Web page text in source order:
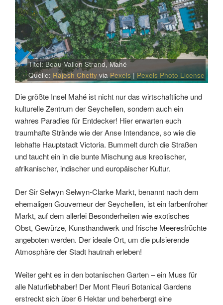
Titel: Beau Vallon Strand, Mahé
Quelle: Rajesh ChettyviaPexels|Pexels Photo License
Die größte Insel Mahé ist nicht nur das wirtschaftliche und
kulturelle Zentrum der Seychellen, sondern auch ein
wahres Paradies für Entdecker! Hier erwarten euch
traumhafte Strände wie der Anse Intendance, so wie die
lebhafte Hauptstadt Victoria. Bummelt durch die Straßen
und taucht ein in die bunte Mischung aus kreolischer,
afrikanischer, indischer und europäischer Kultur.
Der Sir Selwyn Selwyn-Clarke Markt, benannt nach dem
ehemaligen Gouverneur der Seychellen, ist ein farbenfroher
Markt, auf dem allerlei Besonderheiten wie exotisches
Obst, Gewürze, Kunsthandwerk und frische Meeresfrüchte
angeboten werden. Der ideale Ort, um die pulsierende
Atmosphäre der Stadt hautnah erleben!
Weiter geht es in den botanischen Garten – ein Muss für
alle Naturliebhaber! Der Mont Fleuri Botanical Gardens
erstreckt sich über 6 Hektar und beherbergt eine